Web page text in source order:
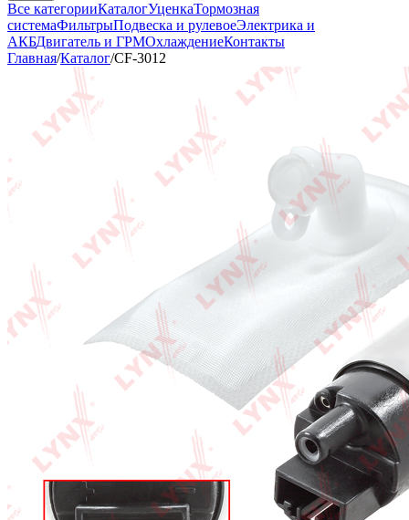
Все категорииКаталогУценкаТормозная
системаФильтрыПодвеска и рулевоеЭлектрика и
АКБДвигатель и ГРМОхлаждениеКонтакты
Главная/Каталог/CF-3012